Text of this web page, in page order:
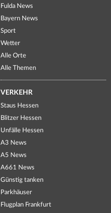
Fulda News
Bayern News
Sport
Wetter
Alle Orte
Alle Themen
VERKEHR
Staus Hessen
Blitzer Hessen
Unfälle Hessen
A3 News
A5 News
A661 News
Günstig tanken
Parkhäuser
Flugplan Frankfurt